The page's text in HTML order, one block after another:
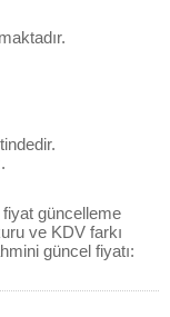
fiyat güncelleme
ve KDV farkı
güncel fiyatı: